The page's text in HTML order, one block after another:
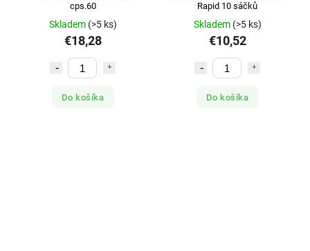
cps.60
Skladem (>5 ks)
€18,28
Do košíka
Rapid 10 sáčků
Skladem (>5 ks)
€10,52
Do košíka